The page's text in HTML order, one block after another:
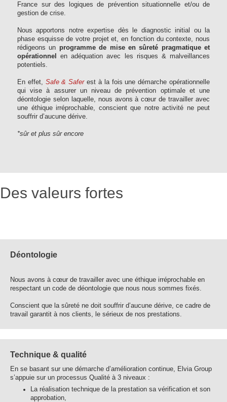
France sur des logiques de prévention situationnelle et/ou de
gestion de crise.
Nous apportons notre expertise dès le diagnostic initial ou la
phase esquisse de votre projet et, en fonction du contexte, nous
rédigeons un programme de mise en sûreté pragmatique et
opérationnel
en adéquation avec les risques & malveillances
potentiels.
En effet, Safe & Safer est à la fois une démarche opérationnelle
qui vise à assurer un niveau de prévention optimale et une
déontologie selon laquelle, nous avons à cœur de travailler avec
une éthique irréprochable, conscient que notre activité ne peut
souffrir d’aucune dérive.
*sûr et plus sûr encore
Des valeurs fortes
Déontologie
Nous avons à cœur de travailler avec une éthique irréprochable en
respectant un code de déontologie que nous nous sommes fixés.
Conscient que la sûreté ne doit souffrir d’aucune dérive, ce cadre de
travail garantit à nos clients, le sérieux de nos prestations.
Technique & qualité
En se basant sur une démarche d’amélioration continue, Elvia Group
s’appuie sur un processus Qualité à 3 niveaux :
La réalisation technique de la prestation sa vérification et son
approbation,